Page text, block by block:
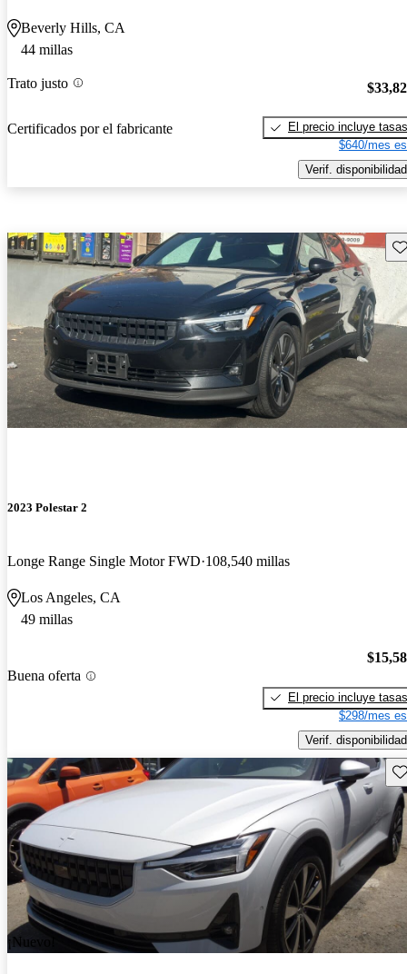
Beverly Hills, CA
44 millas
Trato justo
Certificados por el fabricante
El precio incluye tasas
$640/mes
Verif. disponibilidad
2023 Polestar 2
Longe Range Single Motor FWD 108,540 millas
Los Angeles, CA
49 millas
Buena oferta
El precio incluye tasas
$298/mes
Verif. disponibilidad
¡Nuevo!